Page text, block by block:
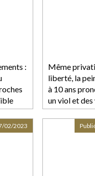
:
Même
liberté, la
à 10 ans
un viol et des
aggravés,
02/2023